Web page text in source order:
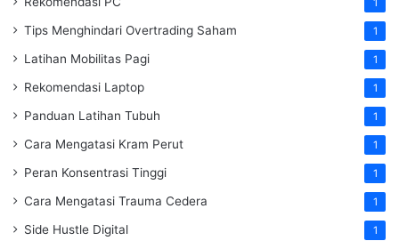
Tips Menghindari Overtrading Saham 1
Latihan Mobilitas Pagi 1
Rekomendasi Laptop 1
Panduan Latihan Tubuh 1
Cara Mengatasi Kram Perut 1
Peran Konsentrasi Tinggi 1
Cara Mengatasi Trauma Cedera 1
Side Hustle Digital 1